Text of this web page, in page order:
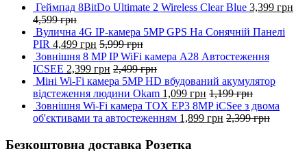
Геймпад 8BitDo Ultimate 2 Wireless Clear Blue 3,399 грн
4,599грн
Вулична 4G IP-камера 5MP GPS На Сонячній Панелі
PIR 4,499 грн 5,999грн
Зовнішня 8 MP IP WiFi камера A28 Автостеження
ICSEE 2,399 грн 2,499грн
Міні Wi-Fi камера 5MP HD вбудований акумулятор
відстеження людини Okam 1,099 грн 1,199грн
Зовнішня Wi-Fi камера TOX EP3 8MP iCSee з двома
об'єктивами та автостеженням 1,899 грн 2,399грн
Безкоштовна доставка Розетка